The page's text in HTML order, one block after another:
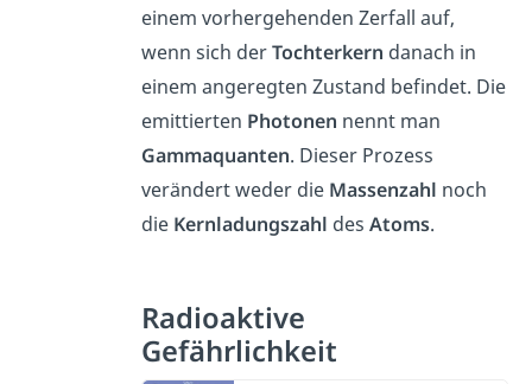
einem vorhergehenden Zerfall auf,
wenn sich derTochterkern danach in
einem angeregten Zustand befindet. Die
emittierten Photonen nennt man
Gammaquanten. Dieser Prozess
verändert weder die Massenzahl noch
die Kernladungszahl desAtoms.
Radioaktive
Gefährlichkeit